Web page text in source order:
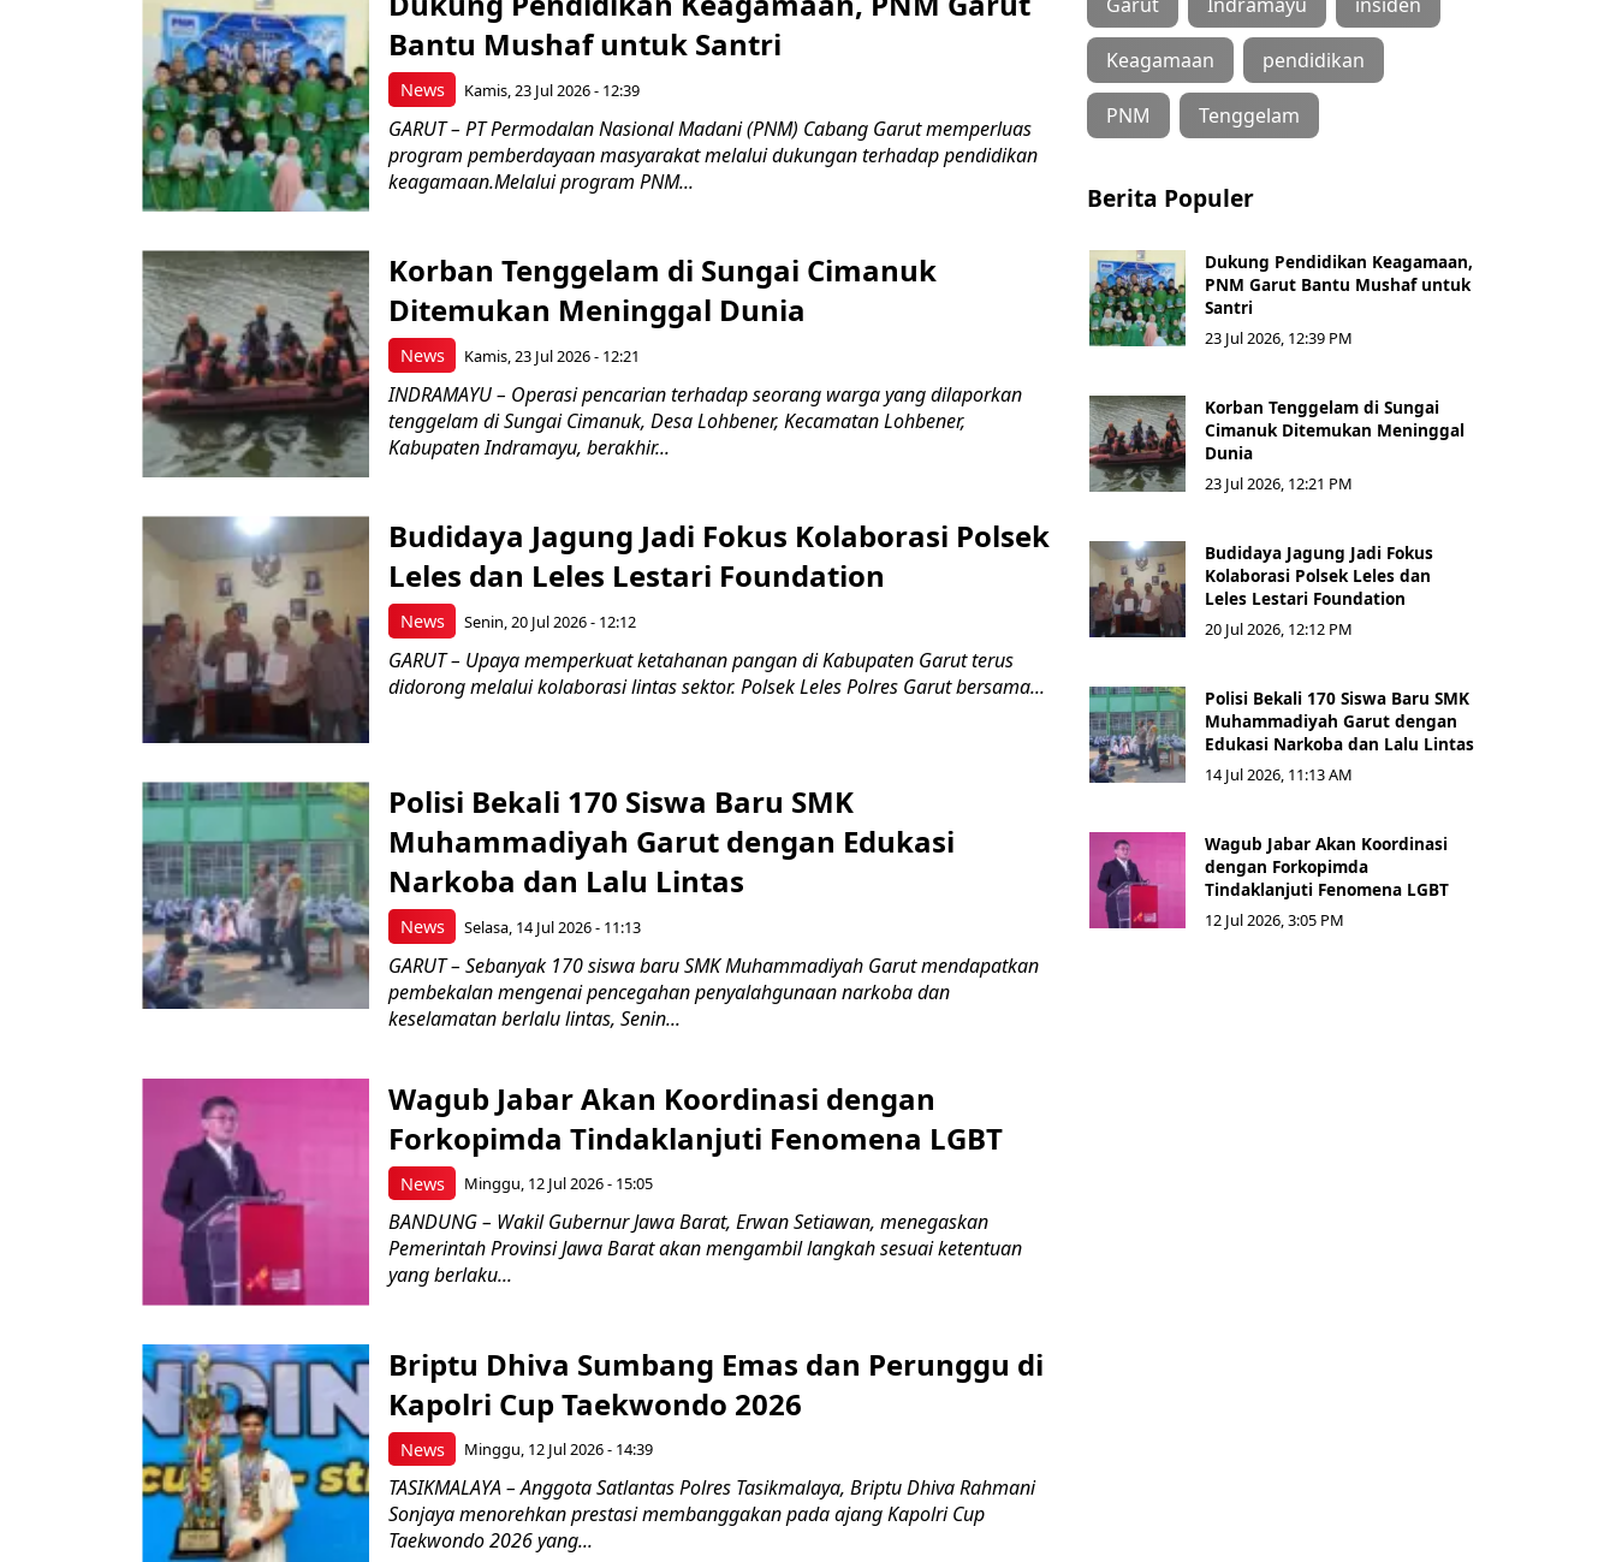
News
Bantu Mushaf untuk Santri
Kamis, 23 Jul 2026 - 12:39
GARUT – PT Permodalan Nasional Madani (PNM) Cabang Garut memperluas
program pemberdayaan masyarakat melalui dukungan terhadap pendidikan
keagamaan.Melalui program PNM...
News
Korban Tenggelam di Sungai Cimanuk
Ditemukan Meninggal Dunia
Kamis, 23 Jul 2026 - 12:21
INDRAMAYU – Operasi pencarian terhadap seorang warga yang dilaporkan
tenggelam di Sungai Cimanuk, Desa Lohbener, Kecamatan Lohbener,
Kabupaten Indramayu, berakhir...
News
Budidaya Jagung Jadi Fokus Kolaborasi Polsek
Leles dan Leles Lestari Foundation
Senin, 20 Jul 2026 - 12:12
GARUT – Upaya memperkuat ketahanan pangan di Kabupaten Garut terus
didorong melalui kolaborasi lintas sektor. Polsek Leles Polres Garut bersama...
News
Polisi Bekali 170 Siswa Baru SMK
Muhammadiyah Garut dengan Edukasi
Narkoba dan Lalu Lintas
Selasa, 14 Jul 2026 - 11:13
GARUT – Sebanyak 170 siswa baru SMK Muhammadiyah Garut mendapatkan
pembekalan mengenai pencegahan penyalahgunaan narkoba dan
keselamatan berlalu lintas, Senin...
News
Wagub Jabar Akan Koordinasi dengan
Forkopimda Tindaklanjuti Fenomena LGBT
Minggu, 12 Jul 2026 - 15:05
BANDUNG – Wakil Gubernur Jawa Barat, Erwan Setiawan, menegaskan
Pemerintah Provinsi Jawa Barat akan mengambil langkah sesuai ketentuan
yang berlaku...
News
Briptu Dhiva Sumbang Emas dan Perunggu di
Kapolri Cup Taekwondo 2026
Minggu, 12 Jul 2026 - 14:39
TASIKMALAYA – Anggota Satlantas Polres Tasikmalaya, Briptu Dhiva Rahmani
Sonjaya menorehkan prestasi membanggakan pada ajang Kapolri Cup
Taekwondo 2026 yang...
Keagamaan pendidikan
PNM Tenggelam
Berita Populer
Dukung Pendidikan Keagamaan,
PNM Garut Bantu Mushaf untuk
Santri
23 Jul 2026, 12:39 PM
Korban Tenggelam di Sungai
Cimanuk Ditemukan Meninggal
Dunia
23 Jul 2026, 12:21 PM
Budidaya Jagung Jadi Fokus
Kolaborasi Polsek Leles dan
Leles Lestari Foundation
20 Jul 2026, 12:12 PM
Polisi Bekali 170 Siswa Baru SMK
Muhammadiyah Garut dengan
Edukasi Narkoba dan Lalu Lintas
14 Jul 2026, 11:13 AM
Wagub Jabar Akan Koordinasi
dengan Forkopimda
Tindaklanjuti Fenomena LGBT
12 Jul 2026, 3:05 PM